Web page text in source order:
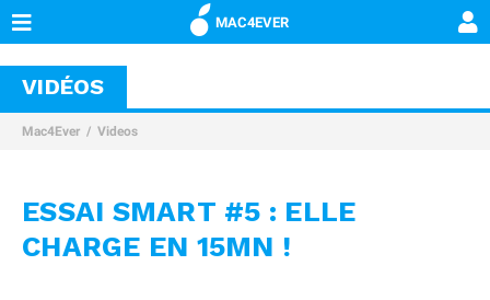
MAC4EVER
VIDÉOS
Mac4Ever Videos
ESSAI SMART #5 : ELLE
CHARGE EN 15MN !